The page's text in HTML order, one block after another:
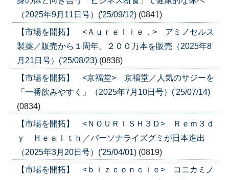
（2025年9月11日号）('25/09/12) (0841)
【市場を開拓】 <Ａｕｒｅｌｉｅ．> アミノセルス
製薬／販売から１周年、２００万本を販売（2025年8
月21日号）('25/08/23) (0838)
【市場を開拓】 <京福堂> 京福堂／人気のサジーを
「一番飲みやすく」（2025年7月10日号）('25/07/14)
(0834)
【市場を開拓】 <ＮＯＵＲＩＳＨ３Ｄ> Ｒｅｍ３ｄ
ｙ Ｈｅａｌｔｈ／パーソナライズグミが日本進出
（2025年3月20日号）('25/04/01) (0819)
【市場を開拓】 <ｂｉｚｃｏｎｃｉｅ> コニカミノ